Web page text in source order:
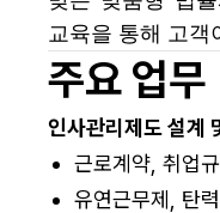
교육을 통해 고객
주요 업무
인사관리제도 설계
근로계약, 취업
유연근무제, 탄